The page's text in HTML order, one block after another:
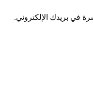
في بريدك الإلكتروني.